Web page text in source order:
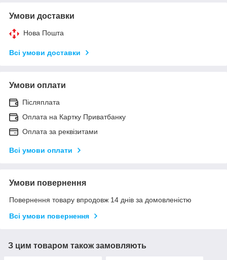
Умови доставки
Нова Пошта
Всі умови доставки
Умови оплати
Післяплата
Оплата на Картку Приватбанку
Оплата за реквізитами
Всі умови оплати
Умови повернення
Повернення товару впродовж 14 днів за домовленістю
Всі умови повернення
З цим товаром також замовляють